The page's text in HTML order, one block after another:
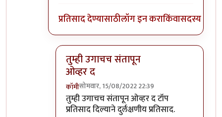
प्रतिसाद देण्यासाठीलॉग इन कराकिंवासदस्य व्हा
तुम्ही उगाचच संतापून
ओव्हर द
कॉमीसोमवार, 15/08/2022 22:39
In reply toतो पाकिस्तान कसा हलकट आहे हे
तुम्ही उगाचच संतापून ओव्हर द टॉप
प्रतिसाद दिल्याने दुर्लक्षणीय प्रतिसाद.